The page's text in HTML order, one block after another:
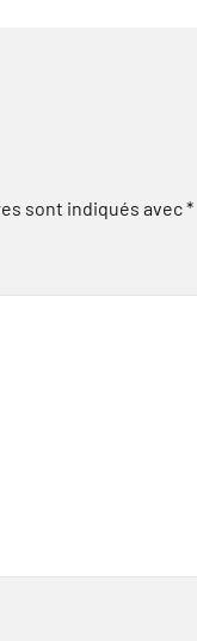
sont indiqués avec*